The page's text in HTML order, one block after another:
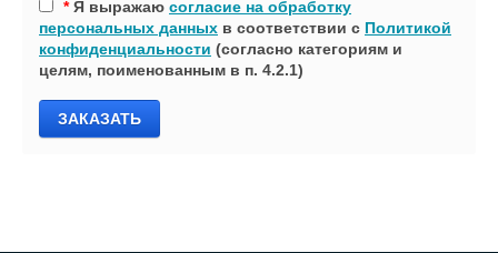
*Я выражаю согласие на обработку
персональных данных в соответствии с Политикой
конфиденциальности (согласно категориям и
целям, поименованным в п. 4.2.1)
ЗАКАЗАТЬ